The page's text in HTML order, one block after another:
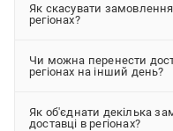
Як скасувати
регіонах?
Чи можна перенести
регіонах на інший день?
Як об'єднати декілька
доставці в регіонах?